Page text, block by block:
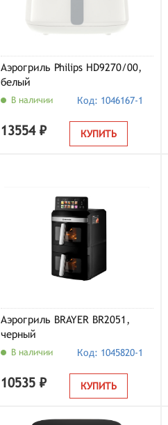
Аэрогриль Philips HD9270/00,
белый
В наличии Код: 1046167-1
13554 ₽ КУПИТЬ
Аэрогриль BRAYER BR2051,
черный
В наличии Код: 1045820-1
10535 ₽ КУПИТЬ